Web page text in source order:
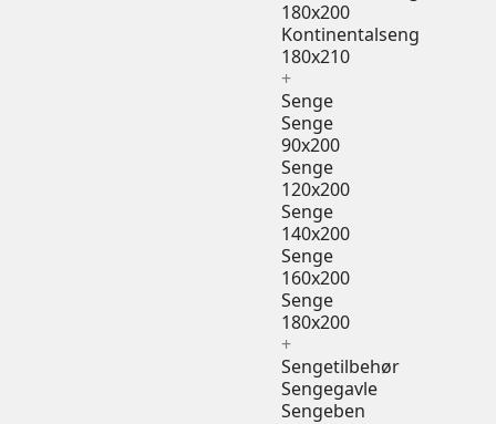
180x200
Kontinentalseng
180x210
+
Senge
Senge
90x200
Senge
120x200
Senge
140x200
Senge
160x200
Senge
180x200
+
Sengetilbehør
Sengegavle
Sengeben